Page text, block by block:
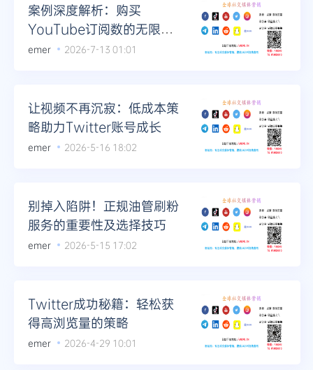
案例深度解析：购买
YouTube订阅数的无限可
能
emer 2026-7-13 01:01
让视频不再沉寂：低成本策
略助力Twitter账号成长
emer 2026-5-16 18:02
别掉入陷阱！正规油管刷粉
服务的重要性及选择技巧
emer 2026-5-15 17:02
Twitter成功秘籍：轻松获
得高浏览量的策略
emer 2026-4-29 10:01